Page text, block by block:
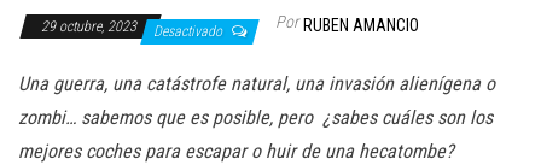
29 octubre, 2023 Desactivado Por RUBEN AMANCIO
Una guerra, una catástrofe natural, una invasión alienígena o
zombi… sabemos que es posible, pero ¿sabes cuáles son los
mejores coches para escapar o huir de una hecatombe?